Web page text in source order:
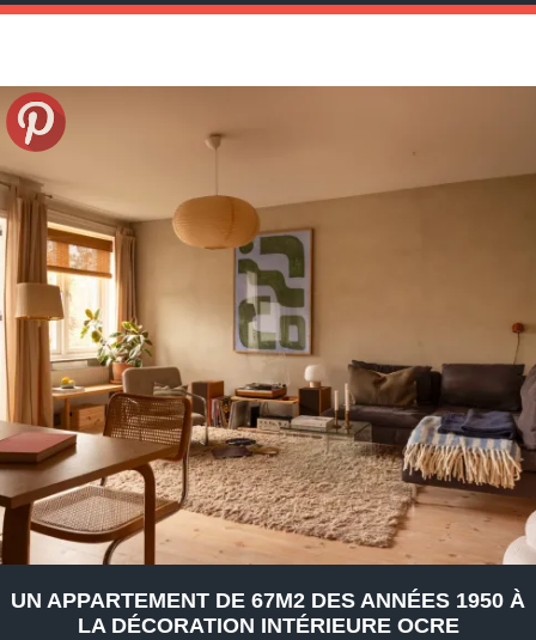
UN APPARTEMENT DE 67M2 DES ANNÉES 1950 À
LA DÉCORATION INTÉRIEURE OCRE